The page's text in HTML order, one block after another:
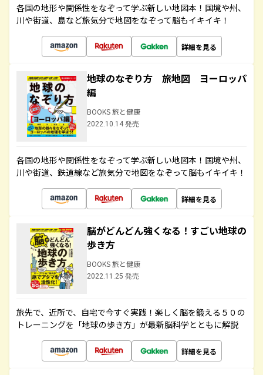
各国の地形や関係性をなぞって学ぶ新しい地図本！国境や州、
川や街道、島など旅気分で地図をなぞって脳もイキイキ！
詳細を見る
地球のなぞり方 旅地図 ヨーロッパ
編
BOOKS 旅と健康
2022.10.14 発売
各国の地形や関係性をなぞって学ぶ新しい地図本！国境や州、
川や街道、鉄道線など旅気分で地図をなぞって脳もイキイキ！
詳細を見る
脳がどんどん強くなる！すごい地球の
歩き方
BOOKS 旅と健康
2022.11.25 発売
旅先で、近所で、自宅で今すぐ実践！楽しく脳を鍛える５０の
トレーニングを「地球の歩き方」が最新脳科学とともに解説
詳細を見る